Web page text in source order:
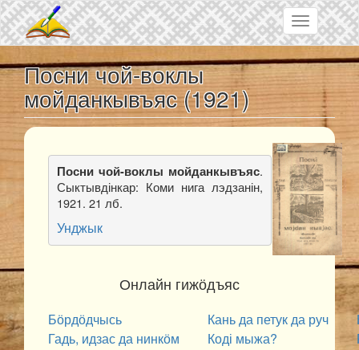
Skip to main content
Toggle
navigation
Посни чой-воклы
мойданкывъяс (1921)
Посни чой-воклы мойданкывъяс.
Сыктывдінкар: Коми нига лэдзанін,
1921. 21 лб.
Унджык
Онлайн гижӧдъяс
Бӧрдӧдчысь
Гадь, идзас да нинкӧм
Кань да петук да руч
Коді мыжа?